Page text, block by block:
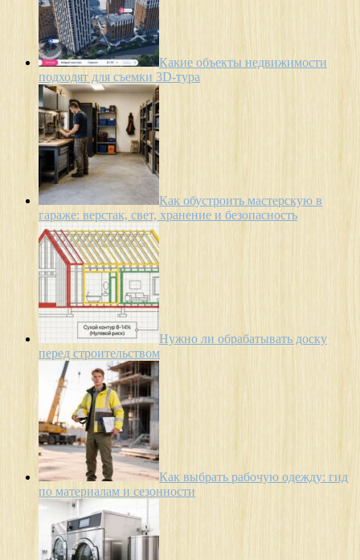
Какие объекты недвижимости
подходят для съемки 3D-тура
Как обустроить мастерскую в
гараже: верстак, свет, хранение и безопасность
Нужно ли обрабатывать доску
перед строительством
Как выбрать рабочую одежду: гид
по материалам и сезонности